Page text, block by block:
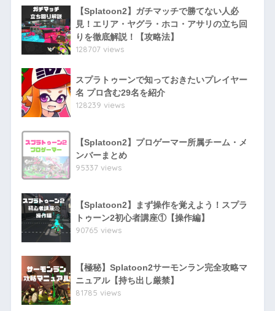
【Splatoon2】ガチマッチで勝てない人必
見！エリア・ヤグラ・ホコ・アサリの立ち回
りを徹底解説！【攻略法】
128707 views
スプラトゥーンで知っておきたいプレイヤー
名 プロ含む29名を紹介
128239 views
【Splatoon2】プロゲーマー所属チーム・メ
ンバーまとめ
95337 views
【Splatoon2】まず操作を覚えよう！スプラ
トゥーン2初心者講座①【操作編】
90765 views
【極秘】Splatoon2サーモンラン完全攻略マ
ニュアル【持ち出し厳禁】
81785 views